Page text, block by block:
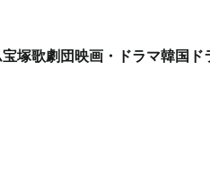
宝塚歌劇団映画・ドラマ韓国ド